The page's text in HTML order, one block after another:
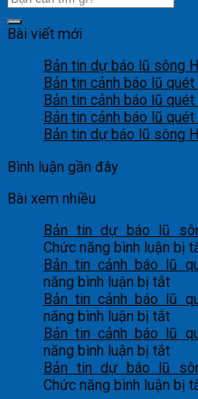
Bài viết mới
Bản tin dự báo lũ sông
Bản tin cảnh báo lũ
Bản tin cảnh báo lũ
Bản tin cảnh báo lũ
Bản tin dự báo lũ sông
Bình luận gần đây
Bài xem nhiều
Bản tin dự báo lũ
Chức năng bình luận bị
Bản tin cảnh báo lũ
năng bình luận bị tắtở
Bản
tin
cảnh
báo
lũ
quét
Bản tin cảnh báo lũ
năng bình luận bị tắtở
Bản
tin
cảnh
báo
Bản tin cảnh báo lũ
năng bình luận bị tắtở
Bản
tin
Bản tin dự báo lũ
Chức năng bình luận bị